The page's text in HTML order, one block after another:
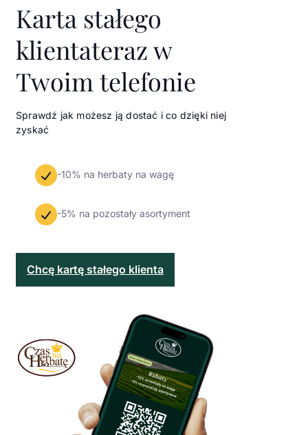
Karta stałego
klientateraz w
Twoim telefonie
Sprawdź jak możesz ją dostać i co dzięki niej
zyskać
-10% na herbaty na wagę
-5% na pozostały asortyment
Chcę kartę stałego klienta